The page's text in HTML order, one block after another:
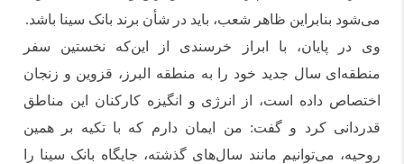
می‌شود بنابراین ظاهر شعب، باید در شأن برند بانک سینا باشد.
وی در پایان، با ابراز خرسندی از این‌که نخستین سفر
منطقه‌ای سال جدید خود را به منطقه البرز، قزوین و زنجان
اختصاص داده است، از انرژی و انگیزه کارکنان این مناطق
قدردانی کرد و گفت: من ایمان دارم که با تکیه بر همین
روحیه، می‌توانیم مانند سال‌های گذشته، جایگاه بانک سینا را